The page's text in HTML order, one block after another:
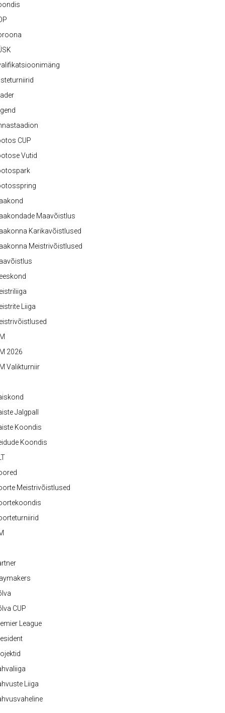
CUP
Vutid
Maavõistlus
Karikavõistlused
Meistrivõistlused
Liiga
2026
Valikturniir
Jalgpall
Koondis
Koondis
Meistrivõistlused
CUP
League
Liiga